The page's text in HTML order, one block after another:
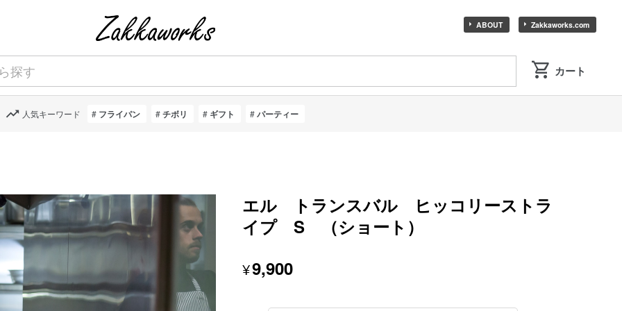
ABOUT Zakkaworks.com
人気キーワード フライパン チボリ ギフト パーティー
エル トランスバル ヒッコリーストラ
イプ S （ショート）
¥9,900